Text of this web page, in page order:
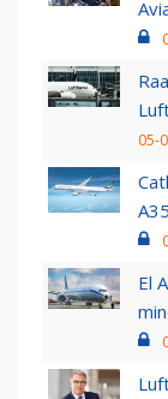
05-
El